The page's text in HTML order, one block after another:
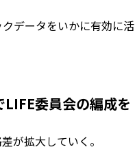
データをいかに有効に活
委員会の編成を
が拡大していく。